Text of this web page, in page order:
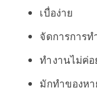
เบื่อง่าย
จัดการการท
ทำงานไม่ค่อ
มักทำของห